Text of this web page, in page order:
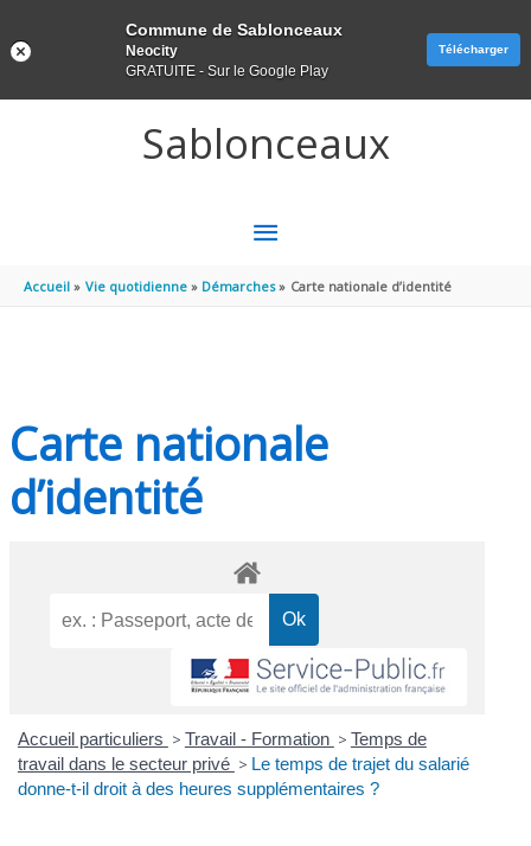
Sablonceaux
MENU
PRINCIPAL
Accueil Vie quotidienne Démarches Carte nationale d’identité
Carte nationale
d’identité
Accueil particuliers > Travail - Formation > Temps de
travail dans le secteur privé > Le temps de trajet du salarié
donne-t-il droit à des heures supplémentaires ?
Commune de Sablonceaux
Neocity
GRATUITE - Sur le Google Play
Télécharger